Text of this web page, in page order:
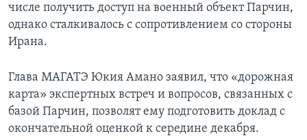
числе получить доступ на военный объект Парчин,
однако сталкивалось с сопротивлением со стороны
Ирана.
Глава МАГАТЭ Юкия Амано заявил, что «дорожная
карта» экспертных встреч и вопросов, связанных с
базой Парчин, позволят ему подготовить доклад с
окончательной оценкой к середине декабря.